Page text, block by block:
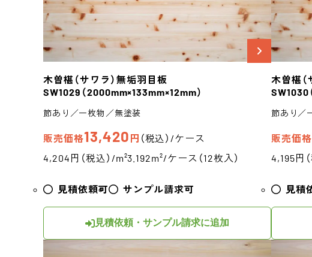
木曽椹（サワラ） 無垢羽目板
SW1029 （2000mm×133mm×12mm）
節あり／一枚物／無塗装
販売価格13,420 円 （税込）/ケース
4,204円（税込）/m²3.192m²/ケース（12枚入）
見積依頼可 サンプル請求可
見積依頼・サンプル請求に追加
木曽椹（
SW1030
節あり／
販売価格
4,195円
見積